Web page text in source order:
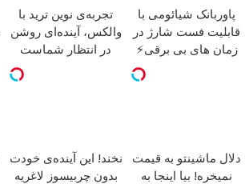
پاوربانک شیائومی با
قابلیت فست شارژ در
زمان های بی برقی⚡
تجربه‌ی نوین ترید با
والکس، آینده‌ای روشن
در انتظار شماست
دلال ماشینتو به قیمت
نمیخره! بیا اینجا به
نخند! این آینده‌ی خودت
بدون چربیسوز لاغریه